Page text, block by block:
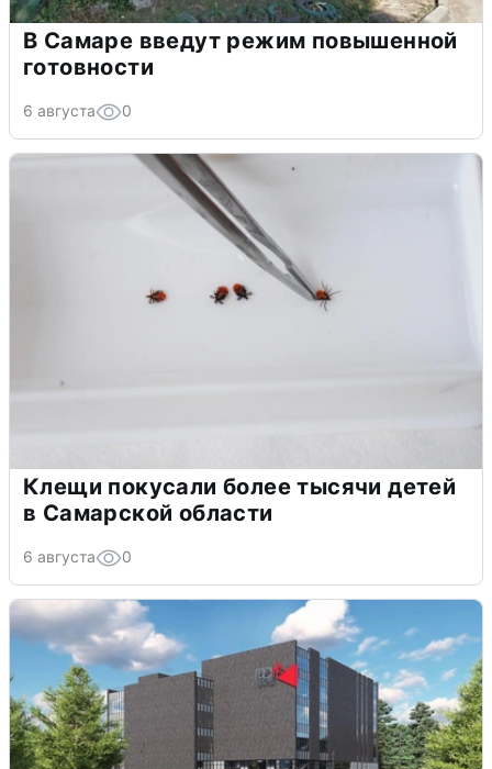
В Самаре введут режим повышенной
готовности
6 августа 0
Клещи покусали более тысячи детей
в Самарской области
6 августа 0